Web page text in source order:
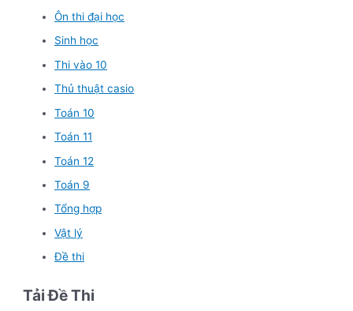
Ôn thi đại học
Sinh học
Thi vào 10
Thủ thuật casio
Toán 10
Toán 11
Toán 12
Toán 9
Tổng hợp
Vật lý
Đề thi
Tải Đề Thi